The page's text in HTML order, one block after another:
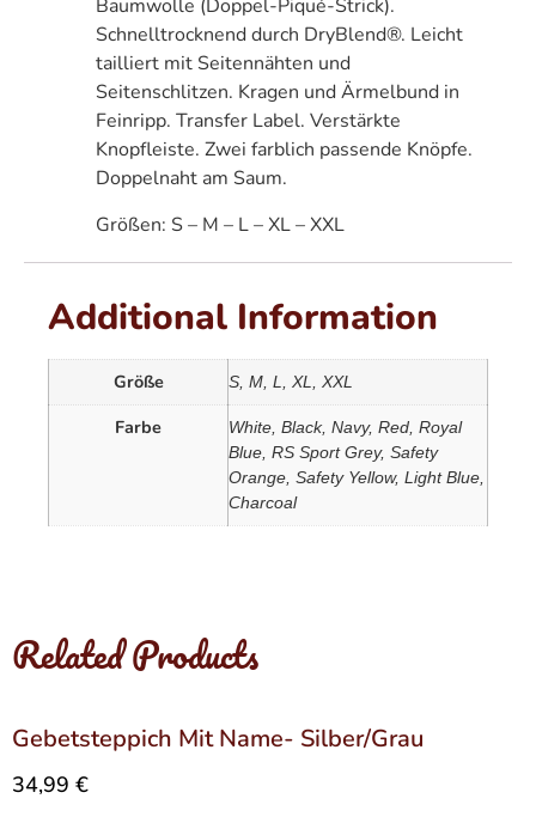
Baumwolle (Doppel-Piqué-Strick).
Schnelltrocknend durch DryBlend®. Leicht
tailliert mit Seitennähten und
Seitenschlitzen. Kragen und Ärmelbund in
Feinripp. Transfer Label. Verstärkte
Knopfleiste. Zwei farblich passende Knöpfe.
Doppelnaht am Saum.
Größen: S – M – L – XL – XXL
Additional Information
Größe S, M, L, XL, XXL
Farbe
White, Black, Navy, Red, Royal
Blue, RS Sport Grey, Safety
Orange, Safety Yellow, Light Blue,
Charcoal
Related Products
Gebetsteppich Mit Name- Silber/Grau
34,99 €